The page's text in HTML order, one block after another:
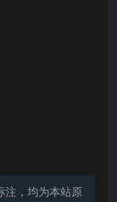
注，均为本站原